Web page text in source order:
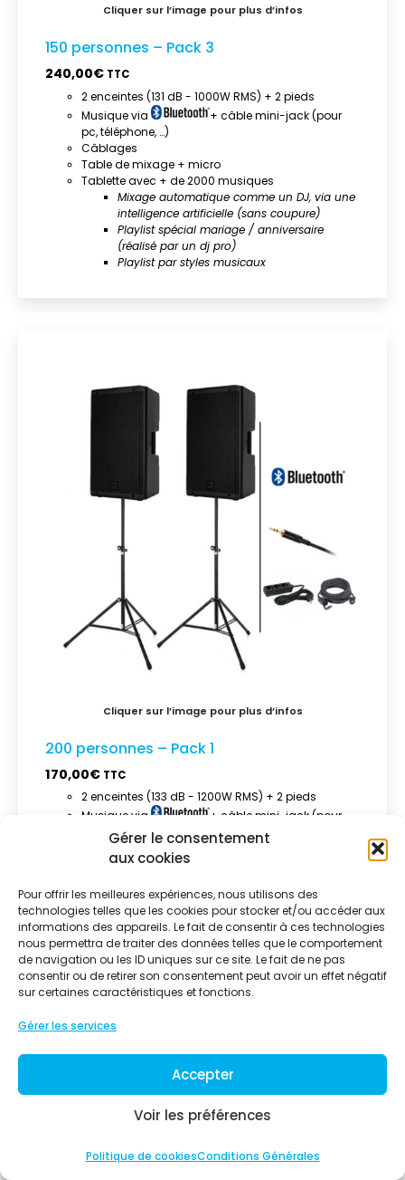
Gérer le consentement
aux cookies
Pour offrir les meilleures expériences, nous utilisons des
technologies telles que les cookies pour stocker et/ou accéder aux
informations des appareils. Le fait de consentir à ces technologies
nous permettra de traiter des données telles que le comportement
de navigation ou les ID uniques sur ce site. Le fait de ne pas
consentir ou de retirer son consentement peut avoir un effet négatif
sur certaines caractéristiques et fonctions.
Gérer les services
Accepter
Voir les préférences
Politique de cookiesConditions Générales
150 personnes – Pack 3
240,00€ TTC
2 enceintes (131 dB - 1000W RMS) + 2 pieds
Musique via
+ câble mini-jack (pour
pc, téléphone, …)
Câblages
Table de mixage + micro
Tablette avec + de 2000 musiques
Mixage automatique comme un DJ, via une
intelligence artificielle (sans coupure)
Playlist spécial mariage / anniversaire
(réalisé par un dj pro)
Playlist par styles musicaux
200 personnes – Pack 1
170,00€ TTC
2 enceintes (133 dB - 1200W RMS) + 2 pieds
Musique via
+ câble mini-jack (pour
pc, téléphone, …)
Câblages